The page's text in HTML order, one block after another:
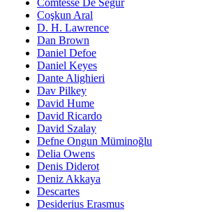
Comtesse De Segur
Coşkun Aral
D. H. Lawrence
Dan Brown
Daniel Defoe
Daniel Keyes
Dante Alighieri
Dav Pilkey
David Hume
David Ricardo
David Szalay
Defne Ongun Müminoğlu
Delia Owens
Denis Diderot
Deniz Akkaya
Descartes
Desiderius Erasmus